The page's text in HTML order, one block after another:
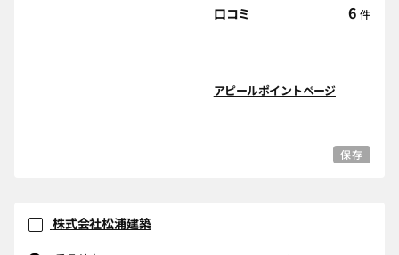
口コミ
6 件
アピールポイントページ
保存
株式会社松浦建築